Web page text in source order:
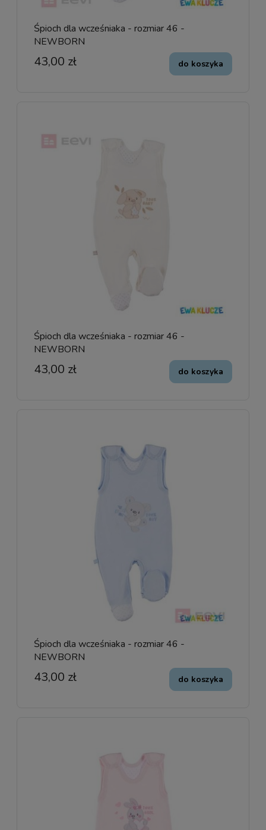
Śpioch dla wcześniaka - rozmiar 46 -
NEWBORN
43,00 zł do koszyka
Śpioch dla wcześniaka - rozmiar 46 -
NEWBORN
43,00 zł do koszyka
Śpioch dla wcześniaka - rozmiar 46 -
NEWBORN
43,00 zł do koszyka